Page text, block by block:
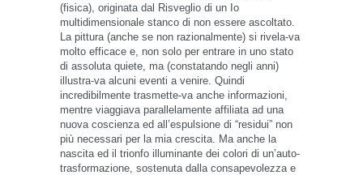
(fisica), originata dal Risveglio di un Io
multidimensionale stanco di non essere ascoltato.
La pittura (anche se non razionalmente) si rivela-va
molto efficace e, non solo per entrare in uno stato
di assoluta quiete, ma (constatando negli anni)
illustra-va alcuni eventi a venire. Quindi
incredibilmente trasmette-va anche informazioni,
mentre viaggiava parallelamente affiliata ad una
nuova coscienza ed all’espulsione di “residui” non
più necessari per la mia crescita. Ma anche la
nascita ed il trionfo illuminante dei colori di un’auto-
trasformazione, sostenuta dalla consapevolezza e